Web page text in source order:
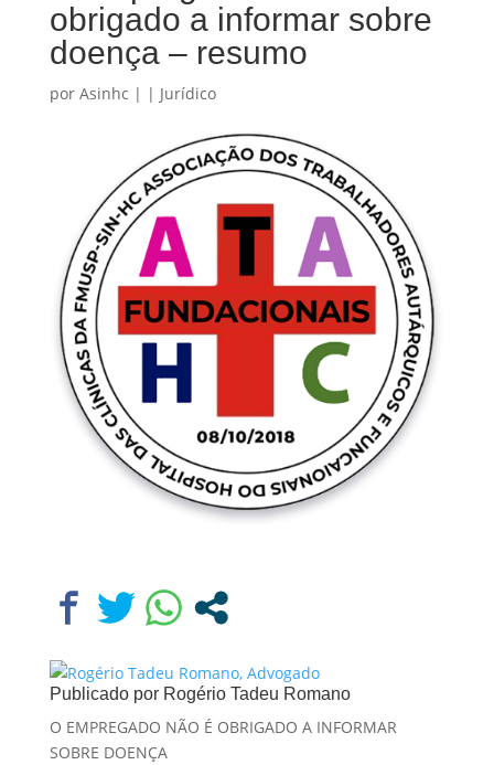
obrigado a informar sobre
doença – resumo
por Asinhc | | Jurídico
Publicado por Rogério Tadeu Romano
O EMPREGADO NÃO É OBRIGADO A INFORMAR
SOBRE DOENÇA